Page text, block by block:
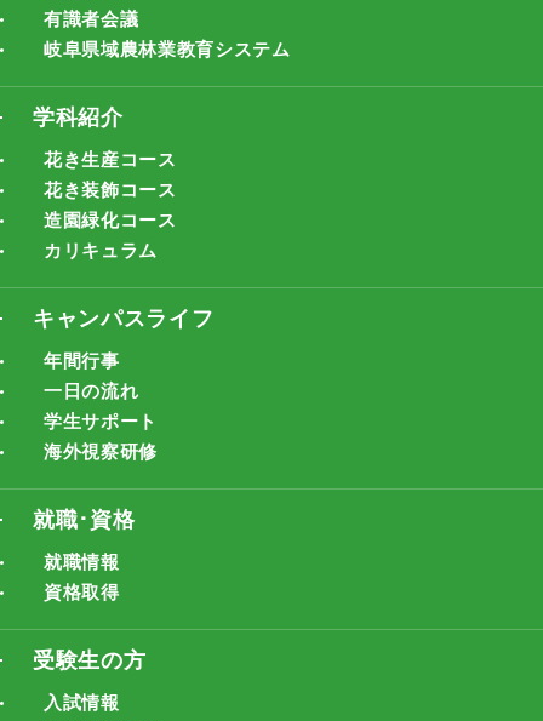
有識者会議
岐阜県域農林業教育システム
学科紹介
花き生産コース
花き装飾コース
造園緑化コース
カリキュラム
キャンパスライフ
年間行事
一日の流れ
学生サポート
海外視察研修
就職･資格
就職情報
資格取得
受験生の方
入試情報